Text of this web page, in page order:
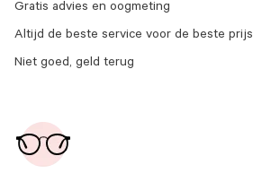
Gratis advies en oogmeting
Altijd de beste service voor de beste prijs
Niet goed, geld terug